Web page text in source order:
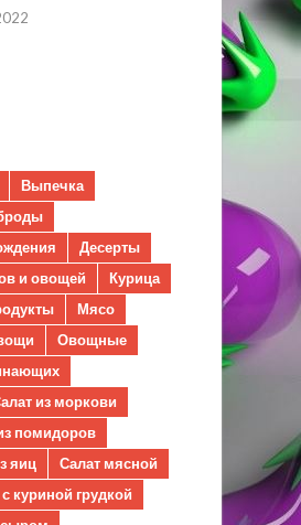
Выпечка
Десерты
и овощей
Курица
Мясо
Овощные
из моркови
помидоров
яиц
Салат мясной
куриной грудкой